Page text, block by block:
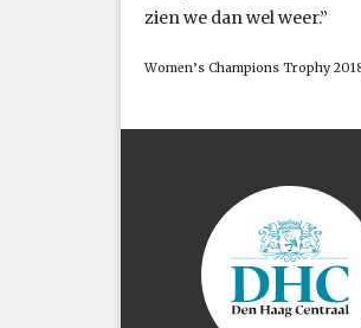
zien we dan wel weer.”
Women’s Champions Trophy